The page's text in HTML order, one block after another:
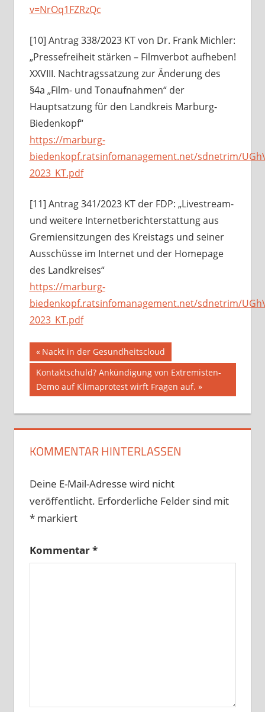
v=NrOq1FZRzQc
[10] Antrag 338/2023 KT von Dr. Frank Michler:
„Pressefreiheit stärken – Filmverbot aufheben!
XXVIII. Nachtragssatzung zur Änderung des
§4a „Film- und Tonaufnahmen“ der
Hauptsatzung für den Landkreis Marburg-
Biedenkopf“
https://marburg-
biedenkopf.ratsinfomanagement.net/sdnetrim/
2023_KT.pdf
[11] Antrag 341/2023 KT der FDP: „Livestream-
und weitere Internetberichterstattung aus
Gremiensitzungen des Kreistags und seiner
Ausschüsse im Internet und der Homepage
des Landkreises“
https://marburg-
biedenkopf.ratsinfomanagement.net/sdnetrim/
2023_KT.pdf
Beitragsnavigation
Vorheriger
Beitrag:
Nackt in der Gesundheitscloud
Nächster
Beitrag:
Kontaktschuld? Ankündigung von Extremisten-
Demo auf Klimaprotest wirft Fragen auf.
KOMMENTAR HINTERLASSEN
Deine E-Mail-Adresse wird nicht
veröffentlicht. Erforderliche Felder sind mit
*markiert
Kommentar*